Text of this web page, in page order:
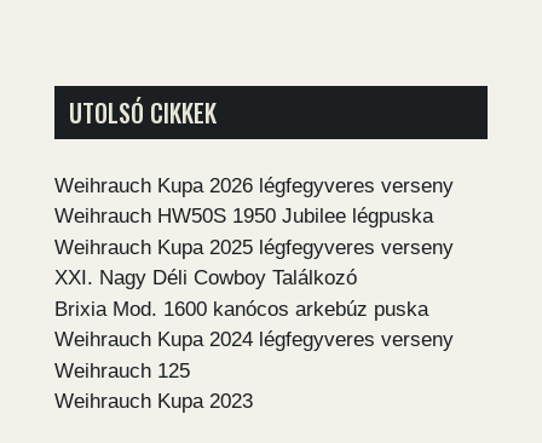
UTOLSÓ CIKKEK
Weihrauch Kupa 2026 légfegyveres verseny
Weihrauch HW50S 1950 Jubilee légpuska
Weihrauch Kupa 2025 légfegyveres verseny
XXI. Nagy Déli Cowboy Találkozó
Brixia Mod. 1600 kanócos arkebúz puska
Weihrauch Kupa 2024 légfegyveres verseny
Weihrauch 125
Weihrauch Kupa 2023